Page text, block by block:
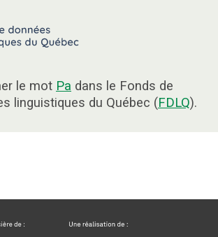
le mot Pa dans le Fonds de
linguistiques du Québec (FDLQ).